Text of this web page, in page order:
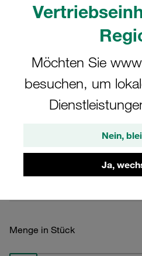
Möchten Sie
besuchen, um
Nein,
Ja,
tatsächlichen Produkt abweichen.
2 Ø12,7mm
Schraube
SM-212.7-AL-DP-AS-M-
Technische Daten
Menge in Stück